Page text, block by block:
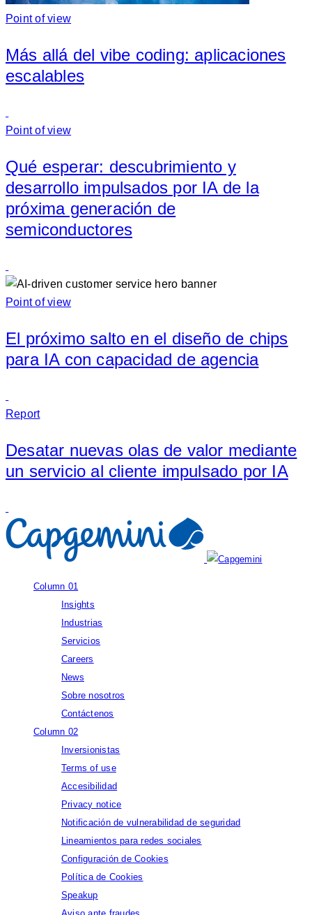
Point of view
Más allá del vibe coding: aplicaciones
escalables
Point of view
Qué esperar: descubrimiento y
desarrollo impulsados ​​por IA de la
próxima generación de
semiconductores
Point of view
El próximo salto en el diseño de chips
para IA con capacidad de agencia
Report
Desatar nuevas olas de valor mediante
un servicio al cliente impulsado por IA
Column 01
Insights
Industrias
Servicios
Careers
News
Sobre nosotros
Contáctenos
Column 02
Inversionistas
Terms of use
Accesibilidad
Privacy notice
Notificación de vulnerabilidad de seguridad
Lineamientos para redes sociales
Configuración de Cookies
Política de Cookies
Speakup